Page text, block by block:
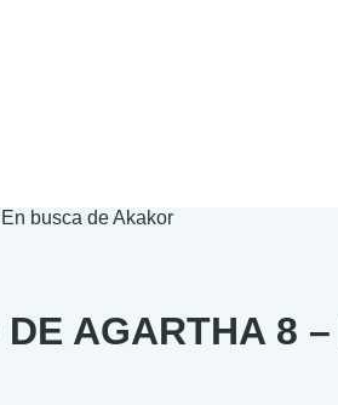
busca de Akakor
AGARTHA 8